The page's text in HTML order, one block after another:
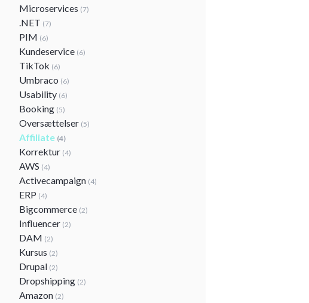
Microservices (7)
.NET (7)
PIM (6)
Kundeservice (6)
TikTok (6)
Umbraco (6)
Usability (6)
Booking (5)
Oversættelser (5)
Affiliate (4)
Korrektur (4)
AWS (4)
Activecampaign (4)
ERP (4)
Bigcommerce (2)
Influencer (2)
DAM (2)
Kursus (2)
Drupal (2)
Dropshipping (2)
Amazon (2)